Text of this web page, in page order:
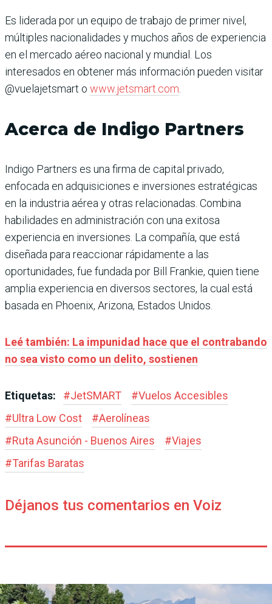
Es liderada por un equipo de trabajo de primer nivel,
múltiples nacionalidades y muchos años de experiencia
en el mercado aéreo nacional y mundial. Los
interesados en obtener más información pueden visitar
@vuelajetsmart o www.jetsmart.com
Acerca de Indigo Partners
Indigo Partners es una firma de capital privado,
enfocada en adquisiciones e inversiones estratégicas
en la industria aérea y otras relacionadas. Combina
habilidades en administración con una exitosa
experiencia en inversiones. La compañía, que está
diseñada para reaccionar rápidamente a las
oportunidades, fue fundada por Bill Frankie, quien tiene
amplia experiencia en diversos sectores, la cual está
basada en Phoenix, Arizona, Estados Unidos.
Leé también: La impunidad hace que el contrabando
no sea visto como un delito, sostienen
Etiquetas: #JetSMART #Vuelos Accesibles
#Ultra Low Cost #Aerolíneas
#Ruta Asunción - Buenos Aires #Viajes
#Tarifas Baratas
Déjanos tus comentarios en Voiz